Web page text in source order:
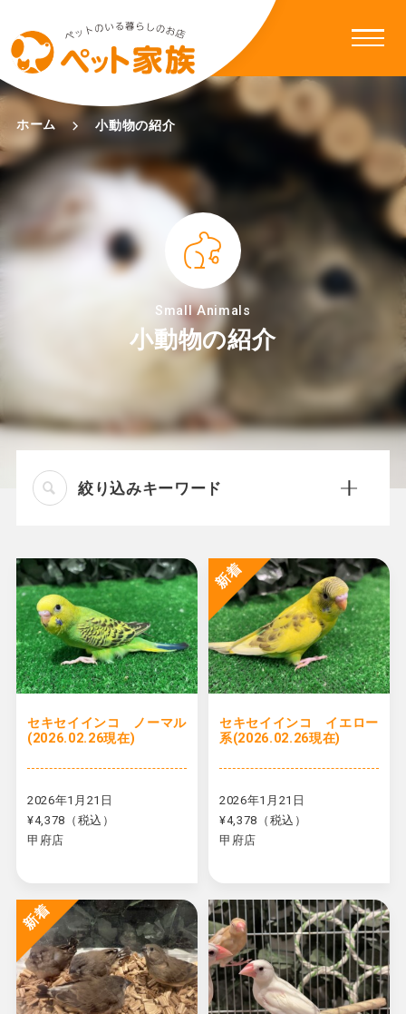
ホーム 小動物の紹介
Small Animals
小動物の紹介
絞り込みキーワード
セキセイインコ ノーマル
(2026.02.26現在)
2026年1月21日
¥4,378（税込）
甲府店
新着
セキセイインコ イエロー
系(2026.02.26現在)
2026年1月21日
¥4,378（税込）
甲府店
新着